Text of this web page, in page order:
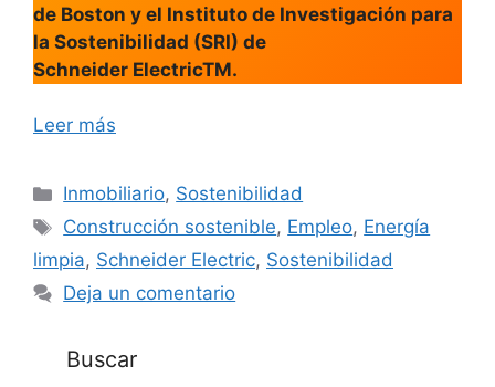
de Boston y el Instituto de Investigación para
la Sostenibilidad (SRI) de
Schneider ElectricTM.
Leer más
Categorías
Inmobiliario, Sostenibilidad
Etiquetas
Construcción sostenible, Empleo, Energía
limpia, Schneider Electric, Sostenibilidad
Deja un comentario
Buscar